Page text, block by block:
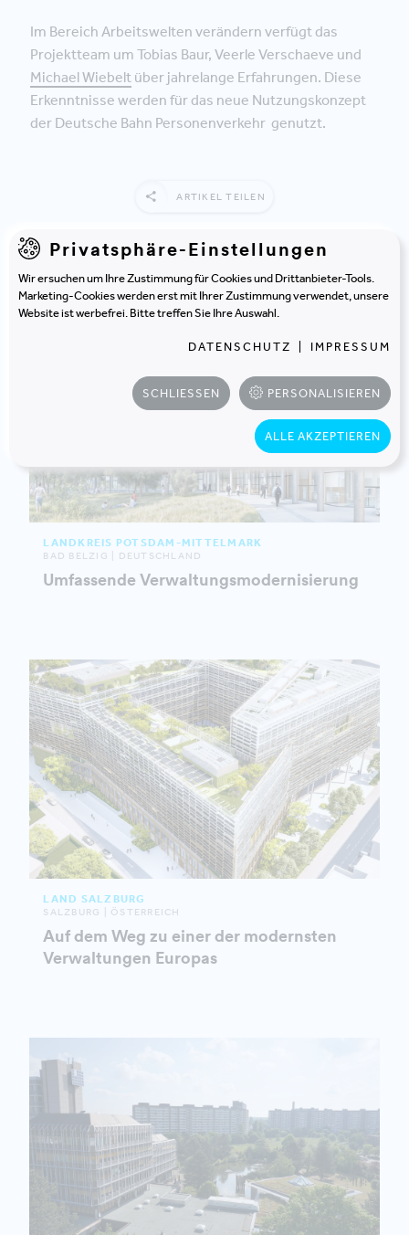
Im Bereich Arbeitswelten verändern verfügt das
Projektteam um Tobias Baur, Veerle Verschaeve und
Michael Wiebelt über jahrelange Erfahrungen. Diese
Erkenntnisse werden für das neue Nutzungskonzept
der Deutsche Bahn Personenverkehr genutzt.
ARTIKEL TEILEN
LANDKREIS POTSDAM-MITTELMARK
BAD BELZIG | DEUTSCHLAND
Umfassende Verwaltungsmodernisierung
LAND SALZBURG
SALZBURG | ÖSTERREICH
Auf dem Weg zu einer der modernsten
Verwaltungen Europas
Privatsphäre-Einstellungen
Wir ersuchen um Ihre Zustimmung für Cookies und Drittanbieter-Tools.
Marketing-Cookies werden erst mit Ihrer Zustimmung verwendet, unsere
Website ist werbefrei. Bitte treffen Sie Ihre Auswahl.
DATENSCHUTZ IMPRESSUM
SCHLIESSEN PERSONALISIEREN
ALLE AKZEPTIEREN